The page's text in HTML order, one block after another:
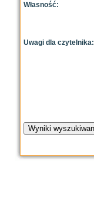
Własność:
Uwagi dla czytelnika: